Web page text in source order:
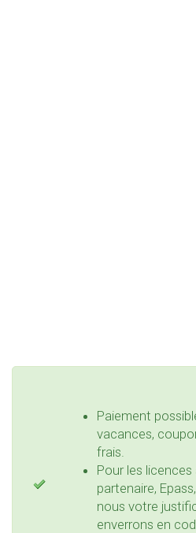
Paiement
vacances,
frais.
Pour les
partenaire,
nous votre
enverrons en